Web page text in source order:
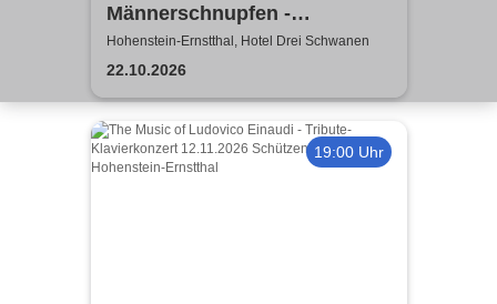
Männerschnupfen -
Buchenau Comedy Tour
Hohenstein-Ernstthal, Hotel Drei Schwanen
22.10.2026
19:00 Uhr